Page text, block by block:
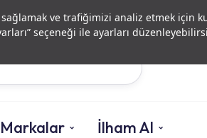
ve trafiğimizi analiz etmek için
seçeneği ile ayarları
Ara
Markalar İlham Al